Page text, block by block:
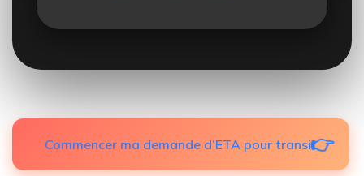
Commencer ma demande d’ETA pour transit